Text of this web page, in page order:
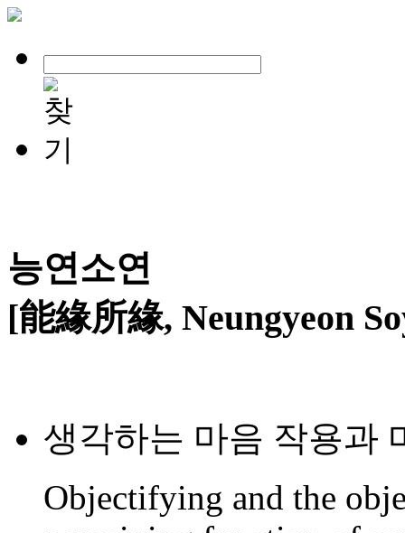
능연소연
[能緣所緣, Neungyeon
생각하는 마음 작용과
Objectifying and the